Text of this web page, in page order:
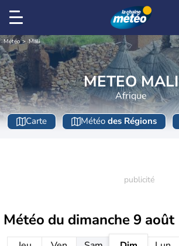
Météo Mali
METEO MALI
Afrique
Carte Météo des Régions
Météo du dimanche 9 août